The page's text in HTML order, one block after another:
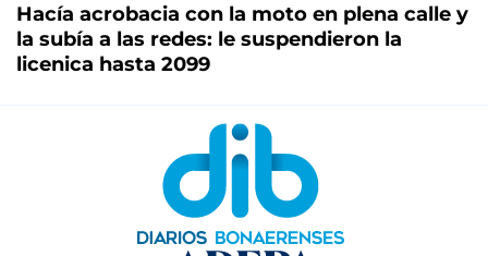
Hacía acrobacia con la moto en plena calle y
la subía a las redes: le suspendieron la
licenica hasta 2099